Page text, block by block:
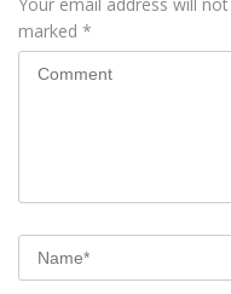
marked *